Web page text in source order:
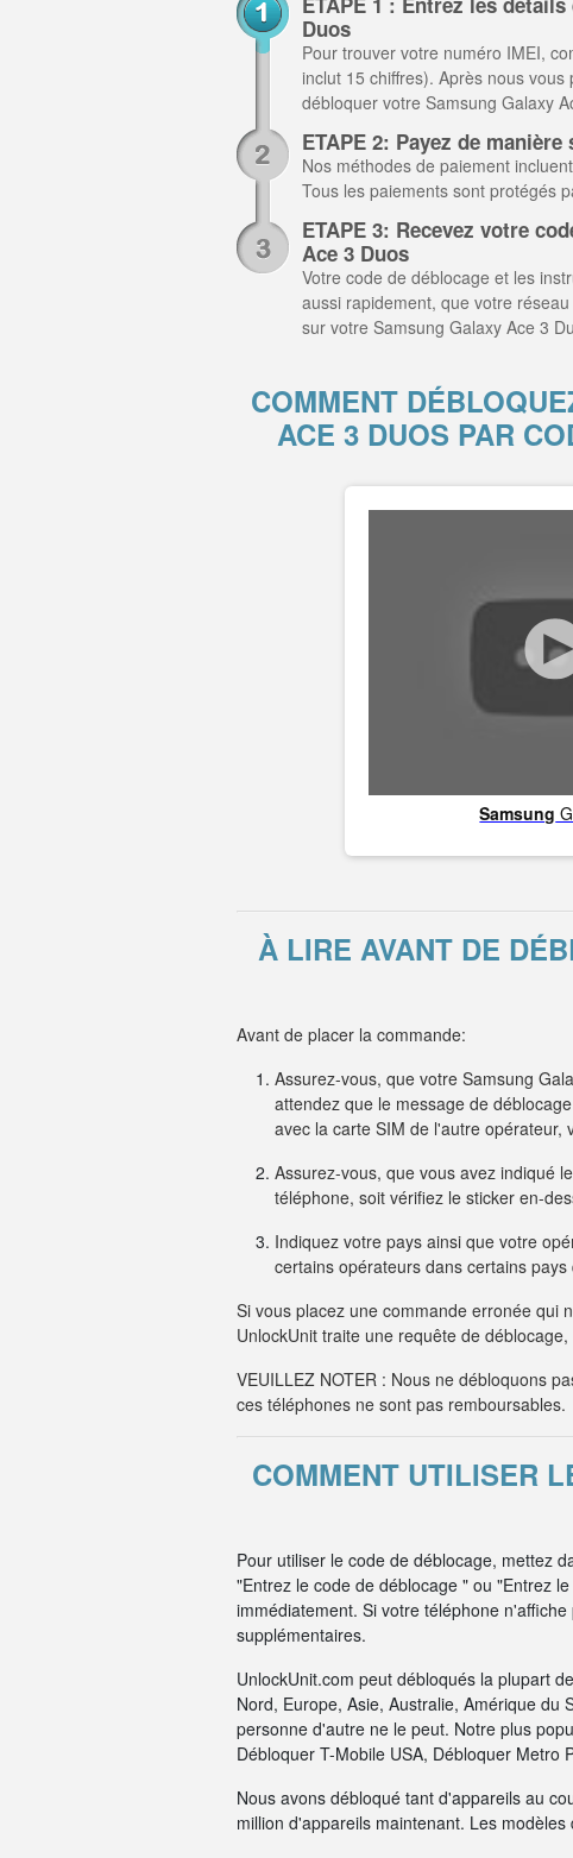
Duos
Pour trouver votre numéro IMEI,
inclut 15 chiffres). Après nous
débloquer votre Samsung Galaxy
ETAPE 2: Payez de manière
Nos méthodes de paiement
Tous les paiements sont protégés
ETAPE 3: Recevez votre
Ace 3 Duos
Votre code de déblocage et les
aussi rapidement, que votre
sur votre Samsung Galaxy Ace 3
COMMENT
ACE 3 DUOS PAR
Samsung
À LIRE AVANT DE
Avant de placer la commande:
Assurez-vous, que votre Samsung
attendez que le message de
avec la carte SIM de l'autre opérateur,
Assurez-vous, que vous avez indiqué
téléphone, soit vérifiez le sticker en-
Indiquez votre pays ainsi que votre
certains opérateurs dans certains
Si vous placez une commande erronée qui
UnlockUnit traite une requête de
VEUILLEZ NOTER : Nous ne débloquons
ces téléphones ne sont pas remboursables.
COMMENT UTILISER
Pour utiliser le code de déblocage, mettez
"Entrez le code de déblocage " ou "Entrez
immédiatement. Si votre téléphone
supplémentaires.
UnlockUnit.com peut débloqués la plupart
Nord, Europe, Asie, Australie, Amérique
personne d'autre ne le peut. Notre plus
Débloquer T-Mobile USA, Débloquer Metro
Nous avons débloqué tant d'appareils au
million d'appareils maintenant. Les